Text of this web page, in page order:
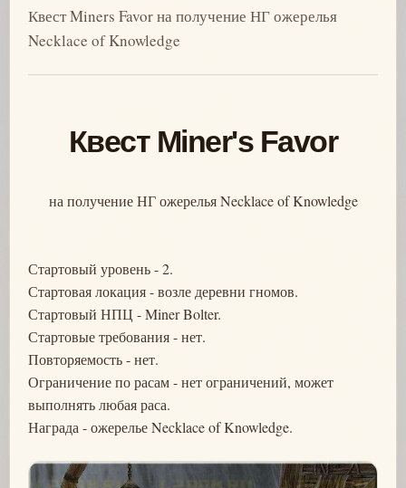
Квест Miners Favor на получение НГ ожерелья
Necklace of Knowledge
Квест Miner's Favor
на получение НГ ожерелья Necklace of Knowledge
Стартовый уровень - 2.
Стартовая локация - возле деревни гномов.
Стартовый НПЦ - Miner Bolter.
Стартовые требования - нет.
Повторяемость - нет.
Ограничение по расам - нет ограничений, может
выполнять любая раса.
Награда - ожерелье Necklace of Knowledge.